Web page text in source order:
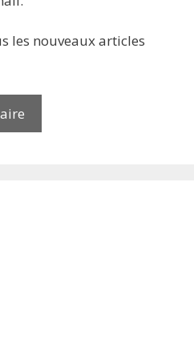
les nouveaux articles